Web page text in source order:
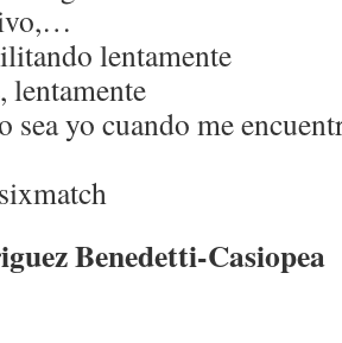
lentamente
lentamente
sea yo cuando me
Benedetti-Casiopea